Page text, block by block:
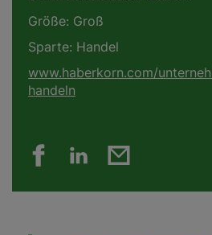
Größe: Groß
Sparte: Handel
www.haberkorn.com/
handeln